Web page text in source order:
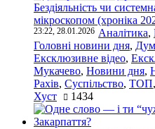
Бездіяльність чи
мікроскопом (хроніка
23:22, 28.01.2026 Аналітика,
Головні новини дня,
Ексклюзивне відео,
Мукачево, Новини дня,
Рахів, Суспільство, ТОП,
Хуст
1434